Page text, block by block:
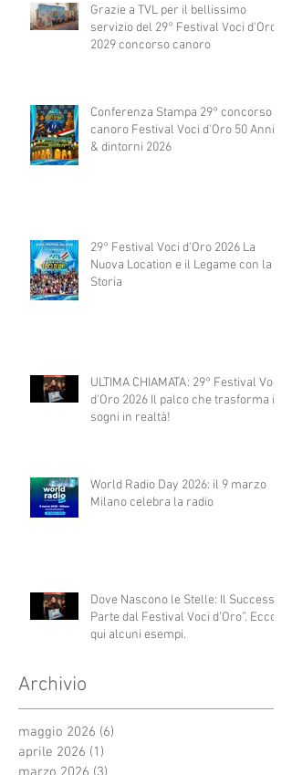
Grazie a TVL per il bellissimo
servizio del 29° Festival Voci d'Oro
2029 concorso canoro
Conferenza Stampa 29° concorso
canoro Festival Voci d'Oro 50 Anni
& dintorni 2026
29° Festival Voci d'Oro 2026 La
Nuova Location e il Legame con la
Storia
ULTIMA CHIAMATA: 29° Festival Voci
d'Oro 2026 Il palco che trasforma i
sogni in realtà!
World Radio Day 2026: il 9 marzo
Milano celebra la radio
Dove Nascono le Stelle: Il Successo
Parte dal Festival Voci d’Oro”. Ecco
qui alcuni esempi.
Archivio
maggio 2026 (6)
aprile 2026 (1)